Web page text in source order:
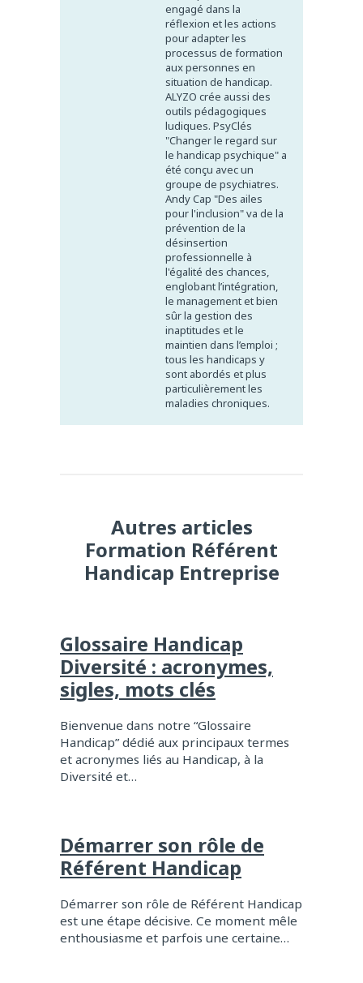
engagé dans la
réflexion et les actions
pour adapter les
processus de formation
aux personnes en
situation de handicap.
ALYZO crée aussi des
outils pédagogiques
ludiques. PsyClés
"Changer le regard sur
le handicap psychique" a
été conçu avec un
groupe de psychiatres.
Andy Cap "Des ailes
pour l'inclusion" va de la
prévention de la
désinsertion
professionnelle à
l'égalité des chances,
englobant l’intégration,
le management et bien
sûr la gestion des
inaptitudes et le
maintien dans l’emploi ;
tous les handicaps y
sont abordés et plus
particulièrement les
maladies chroniques.
Autres articles
Formation Référent
Handicap Entreprise
Glossaire Handicap
Diversité : acronymes,
sigles, mots clés
Bienvenue dans notre “Glossaire
Handicap” dédié aux principaux termes
et acronymes liés au Handicap, à la
Diversité et…
Démarrer son rôle de
Référent Handicap
Démarrer son rôle de Référent Handicap
est une étape décisive. Ce moment mêle
enthousiasme et parfois une certaine…